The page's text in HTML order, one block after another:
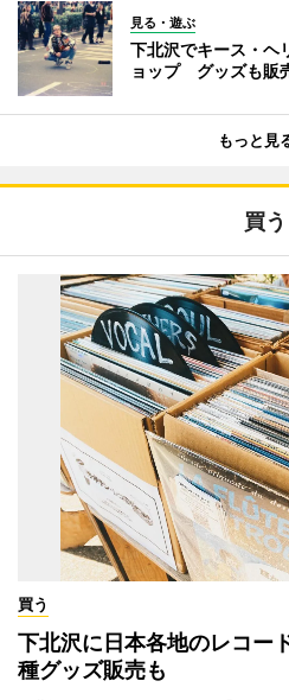
見る・遊ぶ
下北沢でキース・ヘ
ョップ グッズも販
もっと見
買う
買う
下北沢に日本各地のレコ
種グッズ販売も